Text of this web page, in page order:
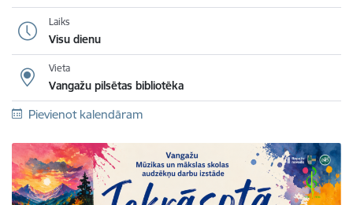
Laiks
Visu dienu
Vieta
Vangažu pilsētas bibliotēka
Pievienot kalendāram